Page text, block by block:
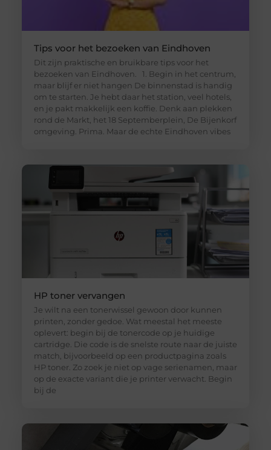
Tips voor het bezoeken van Eindhoven
Dit zijn praktische en bruikbare tips voor het
bezoeken van Eindhoven. 1. Begin in het centrum,
maar blijf er niet hangen De binnenstad is handig
om te starten. Je hebt daar het station, veel hotels,
en je pakt makkelijk een koffie. Denk aan plekken
rond de Markt, het 18 Septemberplein, De Bijenkorf
omgeving. Prima. Maar de echte Eindhoven vibes
HP toner vervangen
Je wilt na een tonerwissel gewoon door kunnen
printen, zonder gedoe. Wat meestal het meeste
oplevert: begin bij de tonercode op je huidige
cartridge. Die code is de snelste route naar de juiste
match, bijvoorbeeld op een productpagina zoals
HP toner. Zo zoek je niet op vage serienamen, maar
op de exacte variant die je printer verwacht. Begin
bij de